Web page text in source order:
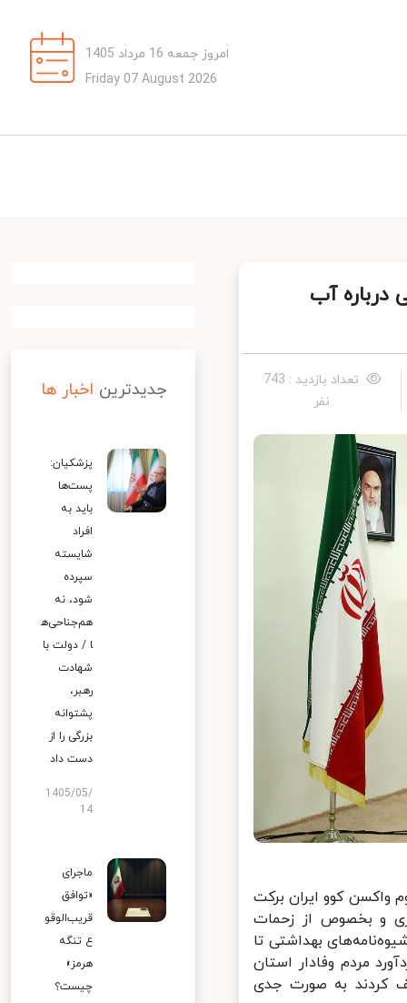
امروز جمعه 16 مرداد 1405
Friday 07 August 2026
آب
تعداد بازدید : 743
نفر
کوو ایران برکت
و بخصوص از زحمات
بهداشتی تا
مردم وفادار استان
کردند به صورت جدی
جدیدترین اخبار ها
پزشکیان:
پست‌ها
باید به
افراد
شایسته
سپرده
شود، نه
هم‌جناحی‌ه
ا / دولت با
شهادت
رهبر،
پشتوانه
بزرگی را از
دست داد
1405/05/
14
ماجرای
«توافق
قریب‌الوقو
ع تنگه
هرمز»
چیست؟